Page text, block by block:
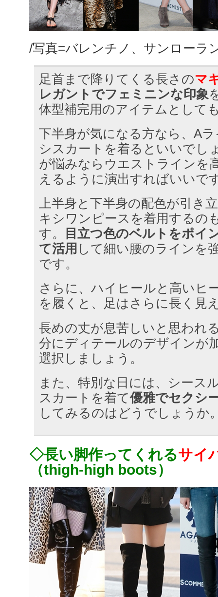
/写真=バレンチノ、サンローラ
足首まで降りてくる長さのマ
レガントでフェミニンな印象
体型補完用のアイテムとして
下半身が気になる方なら、A
シスカートを着るといいでし
が悩みならウエストラインを
えるように演出すればいいで
上半身と下半身の配色が引き
キシワンピースを着用するの
す。
目立つ色のベルトをポイ
て活用 して細い腰のラインを
です。
さらに、ハイヒールと高いヒ
を履くと、足はさらに長く見
長めの丈が息苦しいと思われ
分にディテールのデザインが
選択しましょう。
また、特別な日には、シース
スカートを着て優雅でセクシ
してみるのはどうでしょうか
◇長い脚作ってくれるサイ
（thigh-high boots）